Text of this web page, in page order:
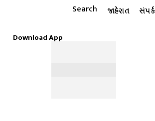
Search જાહેરાત સંપર્ક
Download App